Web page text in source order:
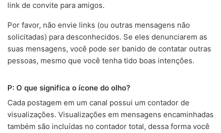
link de convite para amigos.
Por favor, não envie links (ou outras mensagens não
solicitadas) para desconhecidos. Se eles denunciarem as
suas mensagens, você pode ser banido de contatar outras
pessoas, mesmo que você tenha tido boas intenções.
P: O que significa o ícone do olho?
Cada postagem em um canal possui um contador de
visualizações. Visualizações em mensagens encaminhadas
também são incluídas no contador total, dessa forma você